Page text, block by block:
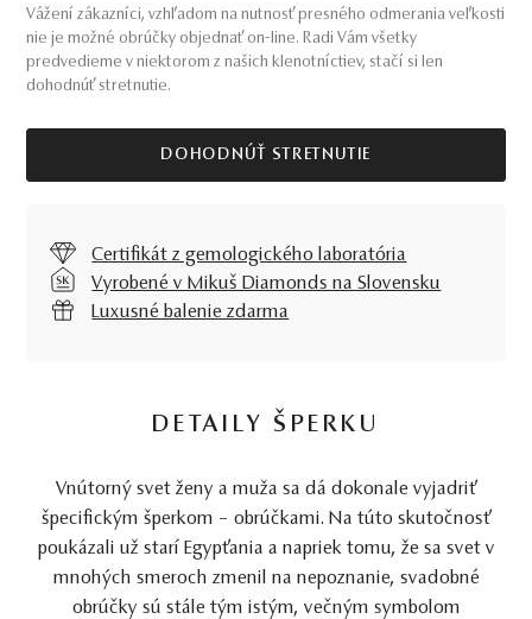
Vážení zákazníci, vzhľadom na nutnosť presného odmerania veľkosti
nie je možné obrúčky objednať on-line. Radi Vám všetky
predvedieme v niektorom z našich klenotníctiev, stačí si len
dohodnúť stretnutie.
DOHODNÚŤ STRETNUTIE
Certifikát z gemologického laboratória
Vyrobené v Mikuš Diamonds na Slovensku
Luxusné balenie zdarma
DETAILY ŠPERKU
Vnútorný svet ženy a muža sa dá dokonale vyjadriť
špecifickým šperkom – obrúčkami. Na túto skutočnosť
poukázali už starí Egypťania a napriek tomu, že sa svet v
mnohých smeroch zmenil na nepoznanie, svadobné
obrúčky sú stále tým istým, večným symbolom